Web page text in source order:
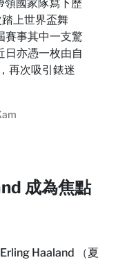
領國家隊寫下歷
上世界盃舞
賽事其中一支驚
日亦憑一枚由自
再次吸引錶迷
成為焦點
Haaland （夏